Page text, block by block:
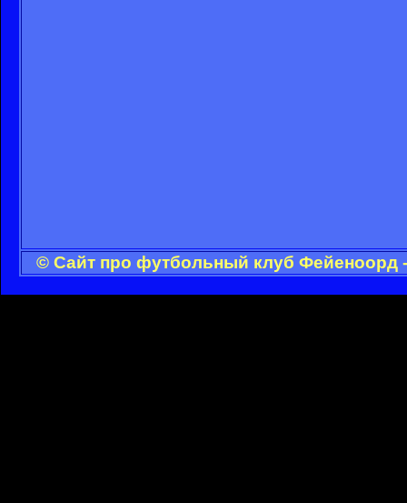
© Сайт про футбольный клуб Фейеноорд